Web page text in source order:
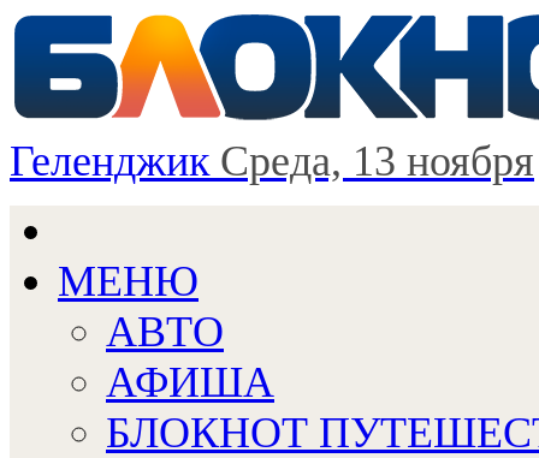
Геленджик Среда, 13 ноября
МЕНЮ
АВТО
АФИША
БЛОКНОТ